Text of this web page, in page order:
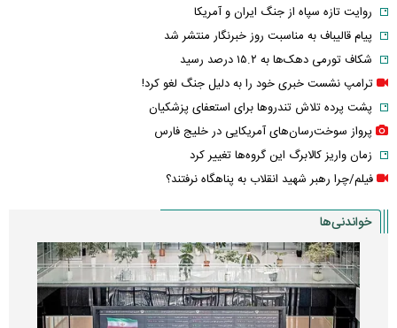
روایت تازه سپاه از جنگ ایران و آمریکا
پیام قالیباف به مناسبت روز خبرنگار منتشر شد
شکاف تورمی دهک‌ها به ۱۵.۲ درصد رسید
ترامپ نشست خبری خود را به دلیل جنگ لغو کرد!
پشت پرده تلاش تندروها برای استعفای پزشکیان
پرواز سوخت‌رسان‌های آمریکایی در خلیج فارس
زمان واریز کالابرگ این گروه‌ها تغییر کرد
فیلم/چرا رهبر شهید انقلاب به پناهگاه نرفتند؟
خواندنی‌ها